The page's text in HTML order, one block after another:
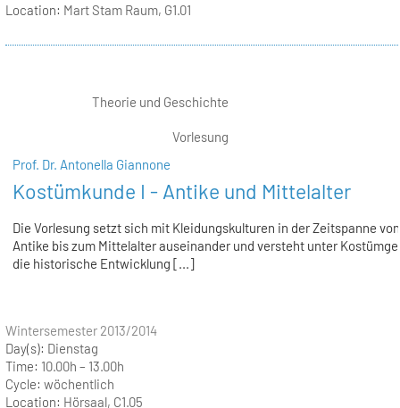
Location: Mart Stam Raum, G1.01
Theorie und Geschichte
Vorlesung
Prof. Dr. Antonella Giannone
Kostümkunde I - Antike und Mittelalter
Die Vorlesung setzt sich mit Kleidungskulturen in der Zeitspanne
Antike bis zum Mittelalter auseinander und versteht unter
die historische Entwicklung [...]
Wintersemester 2013/2014
Day(s): Dienstag
Time: 10.00h – 13.00h
Cycle: wöchentlich
Location: Hörsaal, C1.05